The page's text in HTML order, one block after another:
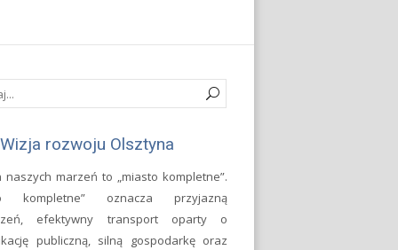
Wizja rozwoju Olsztyna
naszych marzeń to „miasto kompletne”.
kompletne” oznacza przyjazną
efektywny transport oparty o
publiczną, silną gospodarkę oraz